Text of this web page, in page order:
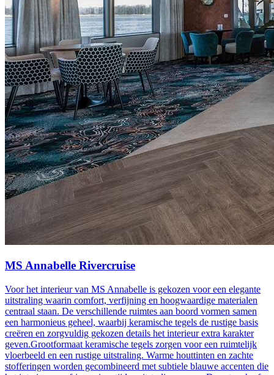
MS Annabelle Rivercruise
Voor het interieur van MS Annabelle is gekozen voor een elegante
uitstraling waarin comfort, verfijning en hoogwaardige materialen
centraal staan. De verschillende ruimtes aan boord vormen samen
een harmonieus geheel, waarbij keramische tegels de rustige basis
creëren en zorgvuldig gekozen details het interieur extra karakter
geven.Grootformaat keramische tegels zorgen voor een ruimtelijk
vloerbeeld en een rustige uitstraling. Warme houttinten en zachte
stofferingen worden gecombineerd met subtiele blauwe accenten die